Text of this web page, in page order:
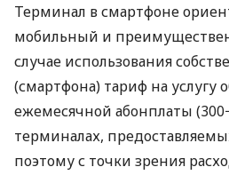
Терминал в смартфоне
мобильный и
случае использования
(смартфона) тариф на услугу
ежемесячной абонплаты
терминалах,
поэтому с точки зрения